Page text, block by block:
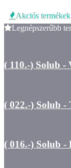
Akciós termékek
Legnépszerűbb
( 110.-) Solub
( 022.-) Solub -
( 016.-) Solub -